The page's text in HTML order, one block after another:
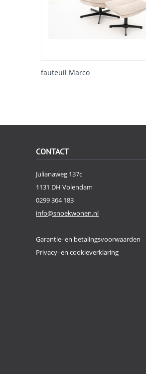
fauteuil Marco
CONTACT
Julianaweg 137c
1131 DH Volendam
0299 364 183
info@snoekwonen.nl
Garantie- en betalingsvoorwaarden
Privacy- en cookieverklaring